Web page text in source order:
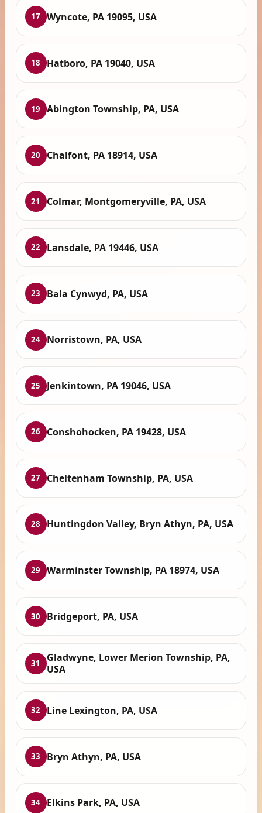
17 Wyncote, PA 19095, USA
18 Hatboro, PA 19040, USA
19 Abington Township, PA, USA
20 Chalfont, PA 18914, USA
21 Colmar, Montgomeryville, PA, USA
22 Lansdale, PA 19446, USA
23 Bala Cynwyd, PA, USA
24 Norristown, PA, USA
25 Jenkintown, PA 19046, USA
26 Conshohocken, PA 19428, USA
27 Cheltenham Township, PA, USA
28 Huntingdon Valley, Bryn Athyn, PA, USA
29 Warminster Township, PA 18974, USA
30 Bridgeport, PA, USA
31
Gladwyne, Lower Merion Township, PA,
USA
32 Line Lexington, PA, USA
33 Bryn Athyn, PA, USA
34 Elkins Park, PA, USA